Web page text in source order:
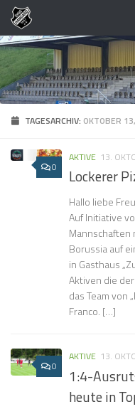
Zum Inhalt springen
TAGESARCHIV: OKTOBER
0
AKTIVE 13.
Lockerer
Hallo liebe
Auf Initiative
Mannschaften
Borussia auf
in Gasthaus
Aktiven die
das Team von
Franco. […]
0
AKTIVE 13.
1:4-
heute in